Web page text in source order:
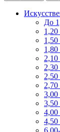
До
3,00
3,50
4,00
4,50